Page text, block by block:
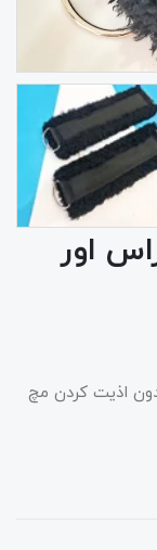
اور
اذیت کردن مچ